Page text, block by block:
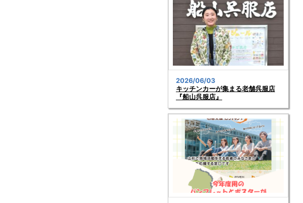
2026/06/03
キッチンカーが集まる老舗呉服店
『船山呉服店』